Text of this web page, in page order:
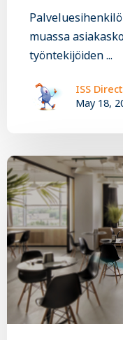
muassa
työntekijöiden ...
ISS
May 18,